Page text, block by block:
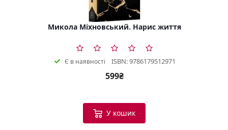
Микола Міхновський. Нарис життя
Є в наявності ISBN: 9786179512971
599₴
У кошик